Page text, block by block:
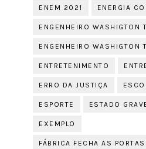
ENEM 2021 ENERGIA
ENGENHEIRO WASHIGTON
ENGENHEIRO WASHIGTON
ENTRETENIMENTO
ERRO DA JUSTIÇA
ESPORTE ESTADO
EXEMPLO
FÁBRICA FECHA AS